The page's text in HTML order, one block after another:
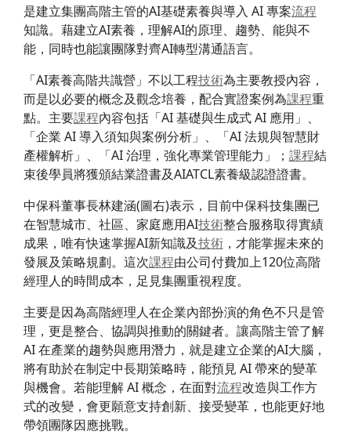
是建立集團高階主管的AI基礎素養與導入 AI 專案流程
知識。藉建立AI素養，理解AI的原理、趨勢、能與不
能，同時也能讓團隊對齊AI轉型溝通語言。
「AI素養高階共識營」不以工程技術為主要教授內容，
而是以必要的概念及觀念培養，配合實證案例為課程重
點。主要課程內容包括「AI 基礎與生成式 AI 應用」、
「企業 AI 導入須知與案例分析」、「AI 法規與智慧財
產權解析」、「AI 治理，強化專業管理能力」； 課程結
束後學員將獲頒結業證書及AIATCL素養級認證證書。
中保科董事長林建涵(圖右)表示，目前中保科技集團已
在智慧城市、社區、家庭應用AI技術整合服務取得實績
成果，唯有快速掌握AI新知識及技術，才能掌握未來的
發展及策略規劃。這次課程由公司付費加上120位高階
經理人的時間成本，足見集團重視程度。
主要是因為高階經理人在企業內部扮演的角色不只是管
理，更是整合、協調與推動的關鍵者。讓高階主管了解
AI 在產業的趨勢與應用潛力，就是建立企業的AI大腦，
將有助於在制定中長期策略時，能預見 AI 帶來的變革
與機會。若能理解 AI 概念，在面對流程改造與工作方
式的改變，會更願意支持創新、接受變革，也能更好地
帶領團隊因應挑戰。